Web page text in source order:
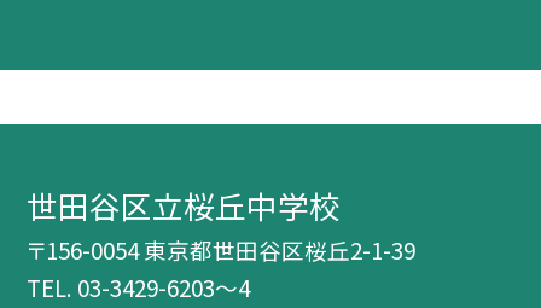
世田谷区立桜丘中学校
〒156-0054 東京都世田谷区桜丘2-1-39
TEL. 03-3429-6203～4